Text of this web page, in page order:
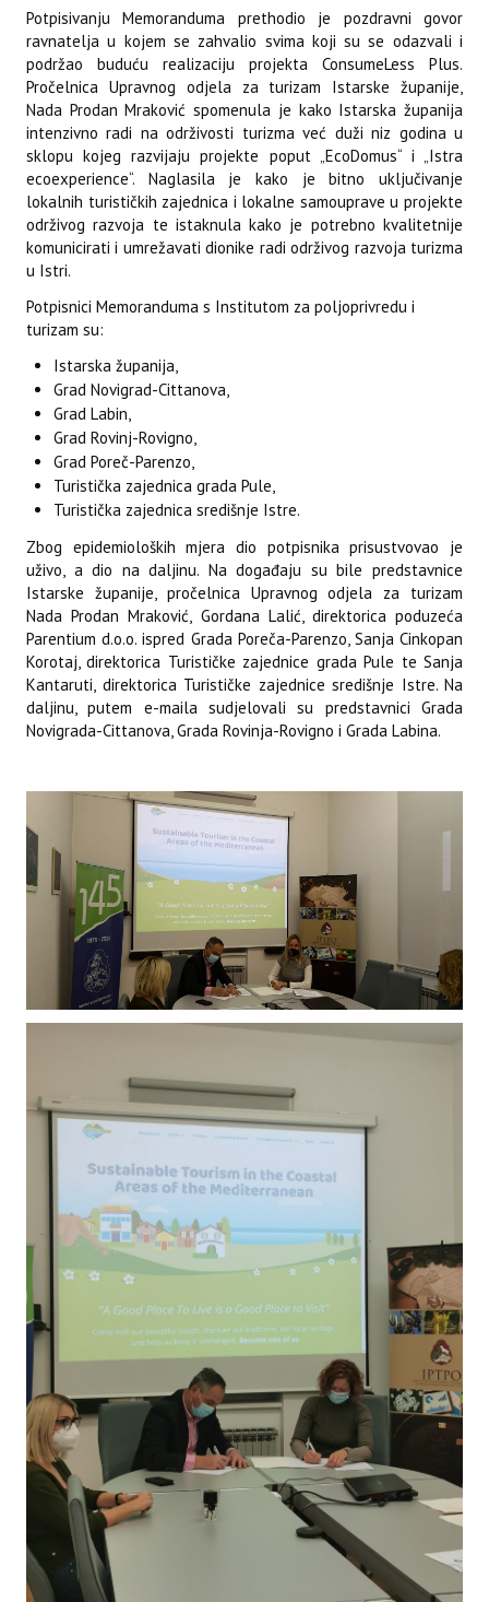
Potpisivanju Memoranduma prethodio je pozdravni govor
ravnatelja u kojem se zahvalio svima koji su se odazvali i
podržao buduću realizaciju projekta ConsumeLess Plus.
Pročelnica Upravnog odjela za turizam Istarske županije,
Nada Prodan Mraković spomenula je kako Istarska županija
intenzivno radi na održivosti turizma već duži niz godina u
sklopu kojeg razvijaju projekte poput „EcoDomus“ i „Istra
ecoexperience“. Naglasila je kako je bitno uključivanje
lokalnih turističkih zajednica i lokalne samouprave u projekte
održivog razvoja te istaknula kako je potrebno kvalitetnije
komunicirati i umrežavati dionike radi održivog razvoja turizma
u Istri.
Potpisnici Memoranduma s Institutom za poljoprivredu i
turizam su:
Istarska županija,
Grad Novigrad-Cittanova,
Grad Labin,
Grad Rovinj-Rovigno,
Grad Poreč-Parenzo,
Turistička zajednica grada Pule,
Turistička zajednica središnje Istre.
Zbog epidemioloških mjera dio potpisnika prisustvovao je
uživo, a dio na daljinu. Na događaju su bile predstavnice
Istarske županije, pročelnica Upravnog odjela za turizam
Nada Prodan Mraković, Gordana Lalić, direktorica poduzeća
Parentium d.o.o. ispred Grada Poreča-Parenzo, Sanja Cinkopan
Korotaj, direktorica Turističke zajednice grada Pule te Sanja
Kantaruti, direktorica Turističke zajednice središnje Istre. Na
daljinu, putem e-maila sudjelovali su predstavnici Grada
Novigrada-Cittanova, Grada Rovinja-Rovigno i Grada Labina.